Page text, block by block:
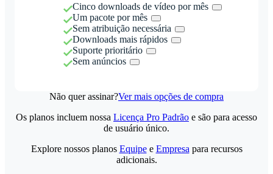
Cinco downloads de vídeo por mês
Um pacote por mês
Sem atribuição necessária
Downloads mais rápidos
Suporte prioritário
Sem anúncios
Não quer assinar?Ver mais opções de compra
Os planos incluem nossa Licença Pro Padrão e são para acesso
de usuário único.
Explore nossos planos Equipee Empresa para recursos
adicionais.